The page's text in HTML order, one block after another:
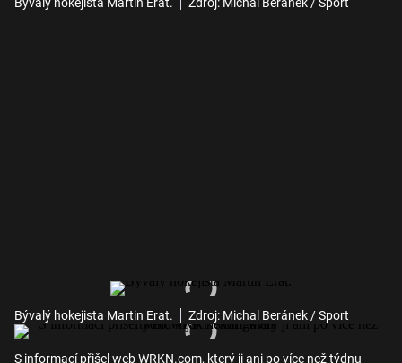
Bývalý hokejista Martin Erat. Zdroj: Michal Beránek / Sport
S informací přišel web WRKN.com, který ji ani po více než týdnu